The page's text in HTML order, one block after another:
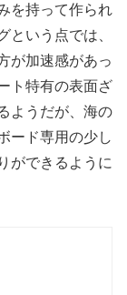
を持って作られ
という点では、
が加速感があっ
ト特有の表面ざ
ようだが、海の
ード専用の少し
ができるように